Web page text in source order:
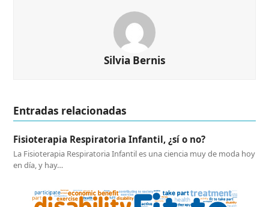
Silvia Bernis
Entradas relacionadas
Fisioterapia Respiratoria Infantil, ¿sí o no?
La Fisioterapia Respiratoria Infantil es una ciencia muy de moda hoy
en día, y hay…